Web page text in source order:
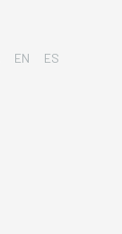
EN ES